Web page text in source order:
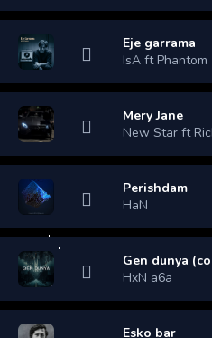
Eje garrama
IsA ft Phantom
Mery Jane
New Star ft
Perishdam
HaN
Gen dunya
HxN a6a
Esko bar